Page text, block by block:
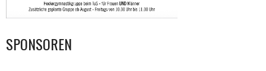
SPONSOREN